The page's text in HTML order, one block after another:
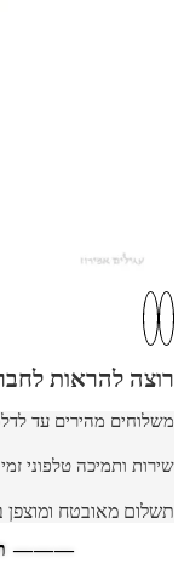
רוצה להראות
משלוחים מהירים עד
שירות ותמיכה טלפוני
תשלום מאובטח
———